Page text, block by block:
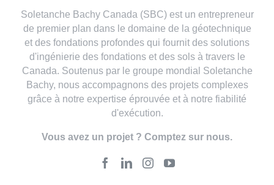
Soletanche Bachy Canada (SBC) est un entrepreneur
de premier plan dans le domaine de la géotechnique
et des fondations profondes qui fournit des solutions
d'ingénierie des fondations et des sols à travers le
Canada. Soutenus par le groupe mondial Soletanche
Bachy, nous accompagnons des projets complexes
grâce à notre expertise éprouvée et à notre fiabilité
d'exécution.
Vous avez un projet ? Comptez sur nous.